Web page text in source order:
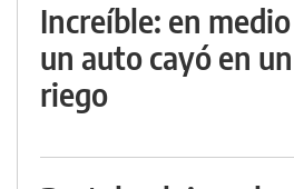
Increíble: en
un auto cayó en
riego